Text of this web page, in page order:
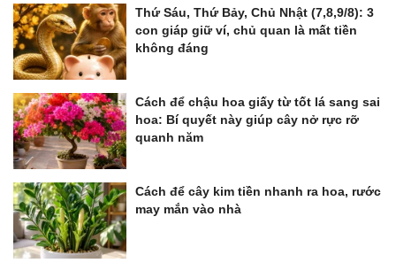
Thứ Sáu, Thứ Bảy, Chủ Nhật (7,8,9/8): 3
con giáp giữ ví, chủ quan là mất tiền
không đáng
Cách để chậu hoa giấy từ tốt lá sang sai
hoa: Bí quyết này giúp cây nở rực rỡ
quanh năm
Cách để cây kim tiền nhanh ra hoa, rước
may mắn vào nhà